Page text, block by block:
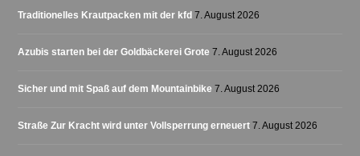
Traditionelles Krautpacken mit der kfd 7. August 2026
Azubis starten bei der Goldbäckerei Grote 7. August 2026
Sicher und mit Spaß auf dem Mountainbike 7. August 2026
Straße Zur Kracht wird unter Vollsperrung erneuert 7. August 2026